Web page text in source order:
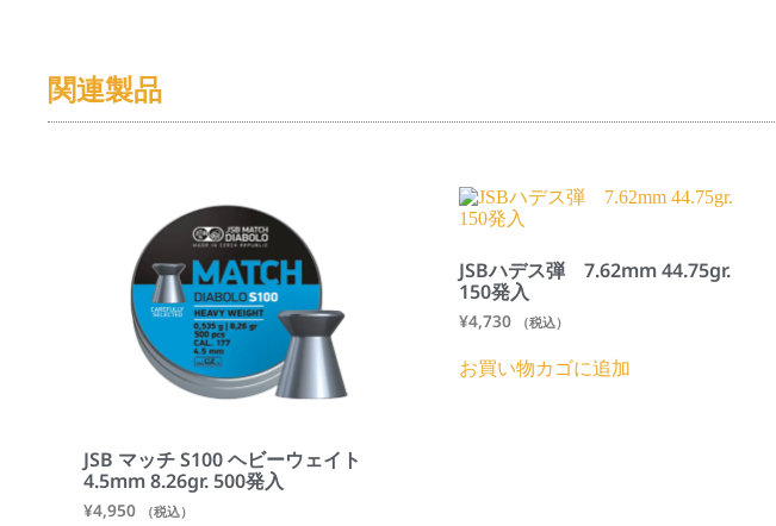
関連製品
JSB マッチ S100 ヘビーウェイト
4.5mm 8.26gr. 500発入
¥4,950 （税込）
JSBハデス弾 7.62mm 44.75gr.
150発入
¥4,730 （税込）
お買い物カゴに追加